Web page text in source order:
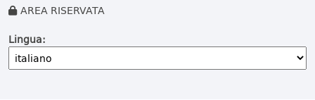
AREA RISERVATA
Lingua